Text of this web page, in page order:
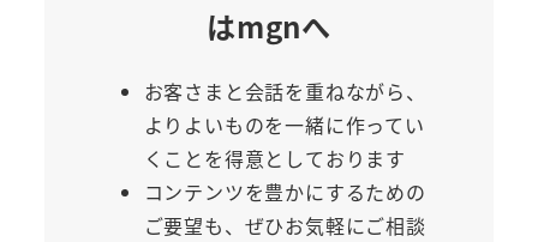
はmgnへ
お客さまと会話を重ねながら、
よりよいものを一緒に作ってい
くことを得意としております
コンテンツを豊かにするための
ご要望も、ぜひお気軽にご相談